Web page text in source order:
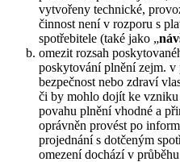
vytvořeny technické,
činnost není v rozporu s
spotřebitele (také jako „
omezit rozsah
poskytování plnění zejm.
bezpečnost nebo zdraví
či by mohlo dojít ke
povahu plnění vhodné a
oprávněn provést po
projednání s dotčeným
omezení dochází v